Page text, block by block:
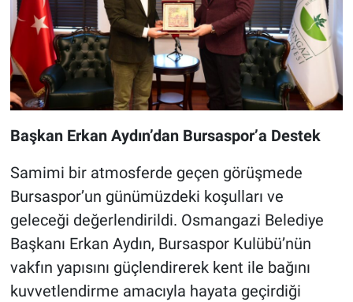
Başkan Erkan Aydın’dan Bursaspor’a Destek
Samimi bir atmosferde geçen görüşmede
Bursaspor’un günümüzdeki koşulları ve
geleceği değerlendirildi. Osmangazi Belediye
Başkanı Erkan Aydın, Bursaspor Kulübü’nün
vakfın yapısını güçlendirerek kent ile bağını
kuvvetlendirme amacıyla hayata geçirdiği